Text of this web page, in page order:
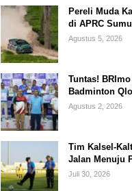
Pereli Muda
di APRC
Agustus 5, 2026
Tuntas!
Badminton
14 Banjarmasin
Agustus 2, 2026
Tim Kalsel-
Jalan Menuju
XXII/Tambun
Juli 30, 2026